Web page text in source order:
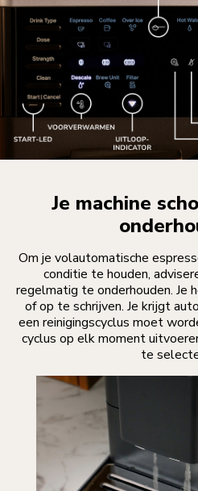
Je machine
Om je volautomatische
conditie te houden,
regelmatig te onderhouden. Je
of op te schrijven. Je krijgt
een reinigingscyclus moet
cyclus op elk moment
te